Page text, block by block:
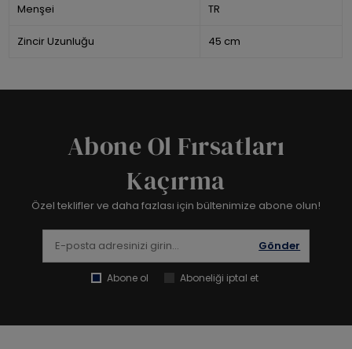
Menşei TR
Zincir Uzunluğu 45 cm
Abone Ol Fırsatları
Kaçırma
Özel teklifler ve daha fazlası için bültenimize abone olun!
Gönder
Abone ol Aboneliği iptal et